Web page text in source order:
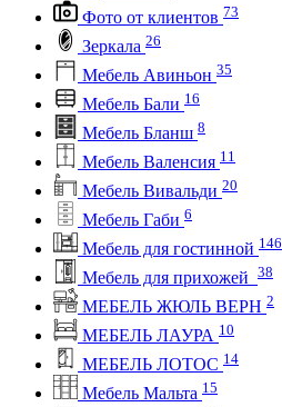
Фото от клиентов 73
Зеркала 26
Мебель Авиньон 35
Мебель Бали 16
Мебель Бланш 8
Мебель Валенсия 11
Мебель Вивальди 20
Мебель Габи 6
Мебель для гостинной 146
Мебель для прихожей 38
МЕБЕЛЬ ЖЮЛЬ ВЕРН 2
МЕБЕЛЬ ЛАУРА 10
МЕБЕЛЬ ЛОТОС 14
Мебель Мальта 15